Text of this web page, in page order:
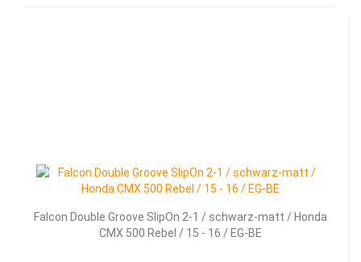
Falcon Double Groove SlipOn 2-1 / schwarz-matt / Honda
CMX 500 Rebel / 15 - 16 / EG-BE